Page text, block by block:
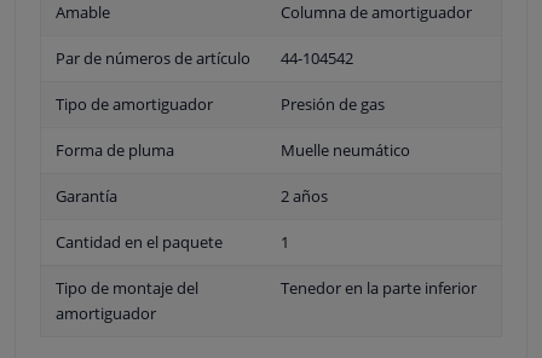
Amable Columna de amortiguador
Par de números de artículo 44-104542
Tipo de amortiguador Presión de gas
Forma de pluma Muelle neumático
Garantía 2 años
Cantidad en el paquete 1
Tipo de montaje del
amortiguador
Tenedor en la parte inferior